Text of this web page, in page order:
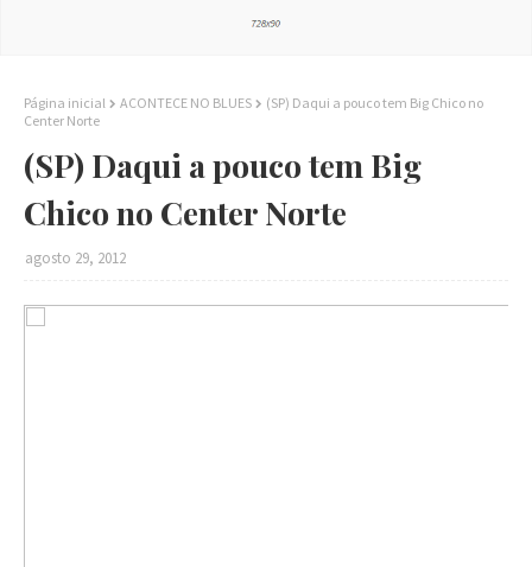
Página inicial ACONTECE NO BLUES
(SP) Daqui a pouco tem Big Chico no
Center Norte
(SP) Daqui a pouco tem Big
Chico no Center Norte
agosto 29, 2012